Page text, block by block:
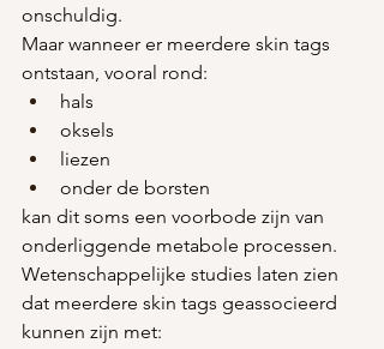
onschuldig.
Maar wanneer er meerdere skin tags
ontstaan, vooral rond:
hals
oksels
liezen
onder de borsten
kan dit soms een voorbode zijn van
onderliggende metabole processen.
Wetenschappelijke studies laten zien
dat meerdere skin tags geassocieerd
kunnen zijn met: